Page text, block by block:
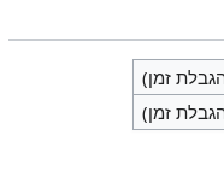
זמן)
זמן)